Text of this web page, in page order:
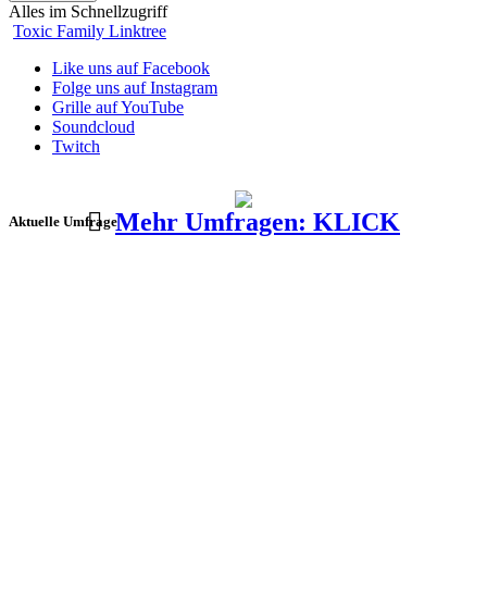
Alles im Schnellzugriff
Toxic Family Linktree
Like uns auf Facebook
Folge uns auf Instagram
Grille auf YouTube
Soundcloud
Twitch
Aktuelle UmfrageMehr Umfragen: KLICK